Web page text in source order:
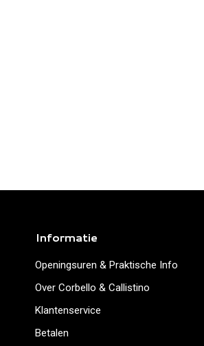
Informatie
Openingsuren & Praktische Info
Over Corbello & Callistino
Klantenservice
Betalen